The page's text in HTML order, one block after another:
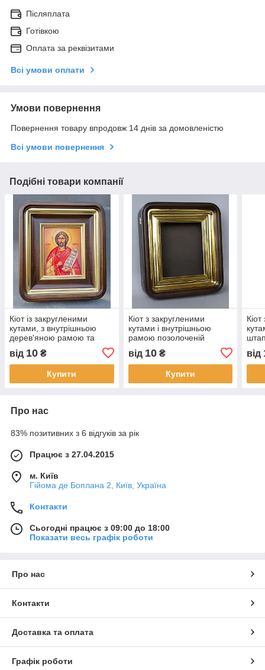
Післяплата
Готівкою
Оплата за реквізитами
Всі умови оплати
Умови повернення
Повернення товару впродовж 14 днів за домовленістю
Всі умови повернення
Подібні товари компанії
Кіот із закругленими
кутами, з внутрішньою
дерев'яною рамою та
позолоченими штапіками
від 10 ₴
Купити
Кіот з закругленими
кутами і внутрішньою
рамою позолоченій
від 10₴
Купити
від
Про нас
83% позитивних з 6 відгуків за рік
Працює з 27.04.2015
м. Київ
Гійома де Боплана 2, Київ, Україна
Контакти
Сьогодні працює з 09:00 до 18:00
Показати весь графік роботи
Про нас
Контакти
Доставка та оплата
Графік роботи